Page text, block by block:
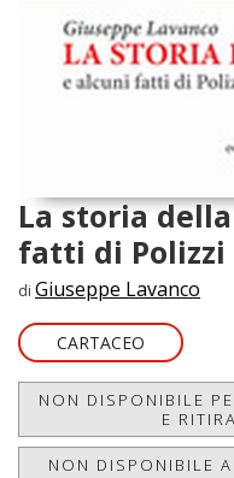
La storia
fatti di Polizzi
di Giuseppe Lavanco
CARTACEO
NON DISPONIBILE
E
NON DISPONIBILE